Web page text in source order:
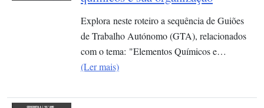
Explora neste roteiro a sequência de Guiões
de Trabalho Autónomo (GTA), relacionados
com o tema: "Elementos Químicos e…
(Ler mais)